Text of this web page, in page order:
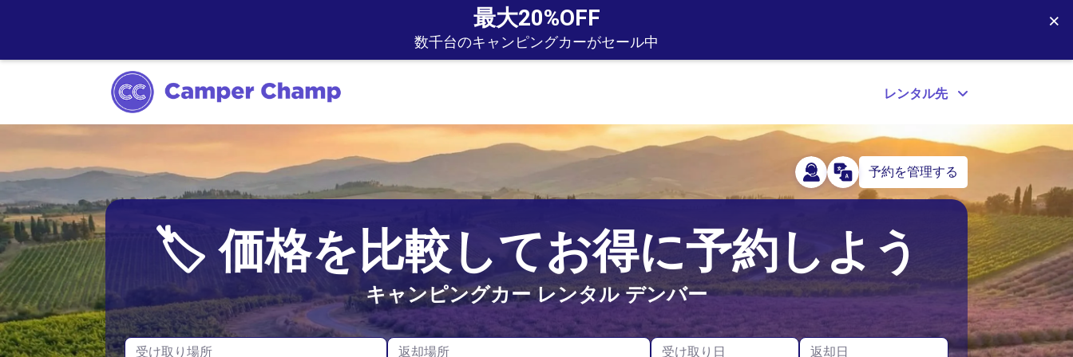
最大20%OFF
数千台のキャンピングカーがセール中
×
レンタル先
メルボルン クライストチャーチ ノルウェー
スコットランド
ドイツ
アイルランド カナダ
予約を管理する
🏷️ 価格を比較してお得に予約しよう
キャンピングカー レンタル デンバー
受け取り場所 返却場所 受け取り日 返却日